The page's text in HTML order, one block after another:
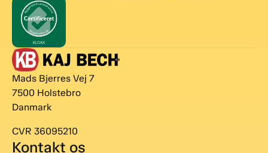
Mads Bjerres Vej 7
7500 Holstebro
Danmark
CVR 36095210
Kontakt os